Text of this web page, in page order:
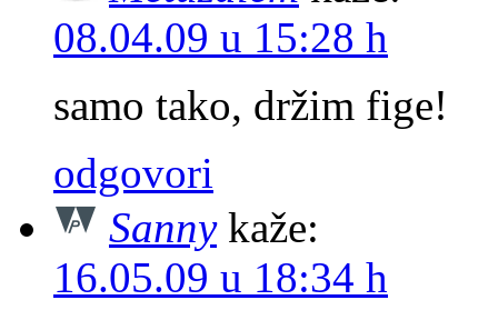
08.04.09 u 15:28 h
samo tako, držim fige!
odgovori
Sanny kaže:
16.05.09 u 18:34 h